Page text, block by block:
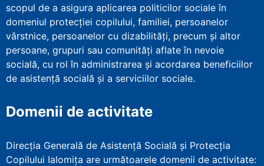
scopul de a asigura aplicarea politicilor sociale în
domeniul protecţiei copilului, familiei, persoanelor
vârstnice, persoanelor cu dizabilităţi, precum şi altor
persoane, grupuri sau comunităţi aflate în nevoie
socială, cu rol în administrarea şi acordarea beneficiilor
de asistenţă socială şi a serviciilor sociale.
Domenii de activitate
Direcția Generală de Asistență Socială și Protecția
Copilului Ialomița are următoarele domenii de activitate: